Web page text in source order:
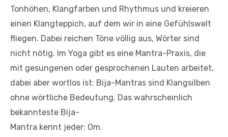
Tonhöhen, Klangfarben und Rhythmus und kreieren
einen Klangteppich, auf dem wir in eine Gefühlswelt
fliegen. Dabei reichen Töne völlig aus, Wörter sind
nicht nötig. Im Yoga gibt es eine Mantra-Praxis, die
mit gesungenen oder gesprochenen Lauten arbeitet,
dabei aber wortlos ist: Bija-Mantras sind Klangsilben
ohne wörtliche Bedeutung. Das wahrscheinlich
bekannteste Bija-
Mantra kennt jeder: Om.